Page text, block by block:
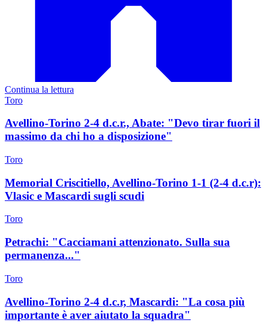
Continua la lettura
Toro
Avellino-Torino 2-4 d.c.r., Abate: "Devo tirar fuori il
massimo da chi ho a disposizione"
Toro
Memorial Criscitiello, Avellino-Torino 1-1 (2-4 d.c.r):
Vlasic e Mascardi sugli scudi
Toro
Petrachi: "Cacciamani attenzionato. Sulla sua
permanenza..."
Toro
Avellino-Torino 2-4 d.c.r, Mascardi: "La cosa più
importante è aver aiutato la squadra"